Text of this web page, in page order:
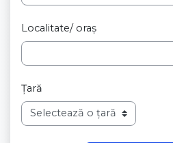
Localitate/ oraș
Țară